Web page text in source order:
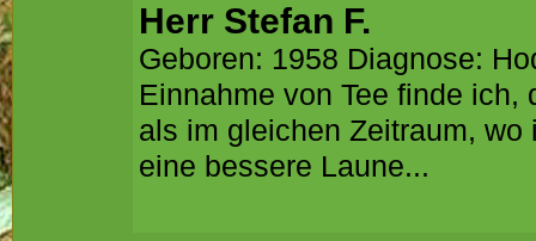
Herr Stefan F.
Geboren: 1958 Diagnose:
Einnahme von Tee finde
als im gleichen Zeitraum,
eine bessere Laune...